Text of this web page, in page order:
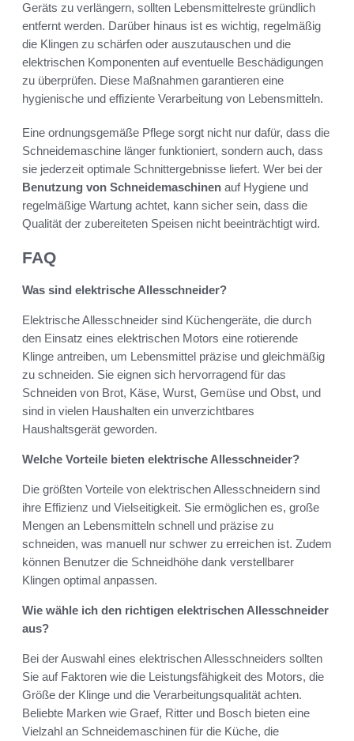
Geräts zu verlängern, sollten Lebensmittelreste gründlich
entfernt werden. Darüber hinaus ist es wichtig, regelmäßig
die Klingen zu schärfen oder auszutauschen und die
elektrischen Komponenten auf eventuelle Beschädigungen
zu überprüfen. Diese Maßnahmen garantieren eine
hygienische und effiziente Verarbeitung von Lebensmitteln.
Eine ordnungsgemäße Pflege sorgt nicht nur dafür, dass die
Schneidemaschine länger funktioniert, sondern auch, dass
sie jederzeit optimale Schnittergebnisse liefert. Wer bei der
Benutzung von Schneidemaschinen auf Hygiene und
regelmäßige Wartung achtet, kann sicher sein, dass die
Qualität der zubereiteten Speisen nicht beeinträchtigt wird.
FAQ
Was sind elektrische Allesschneider?
Elektrische Allesschneider sind Küchengeräte, die durch
den Einsatz eines elektrischen Motors eine rotierende
Klinge antreiben, um Lebensmittel präzise und gleichmäßig
zu schneiden. Sie eignen sich hervorragend für das
Schneiden von Brot, Käse, Wurst, Gemüse und Obst, und
sind in vielen Haushalten ein unverzichtbares
Haushaltsgerät geworden.
Welche Vorteile bieten elektrische Allesschneider?
Die größten Vorteile von elektrischen Allesschneidern sind
ihre Effizienz und Vielseitigkeit. Sie ermöglichen es, große
Mengen an Lebensmitteln schnell und präzise zu
schneiden, was manuell nur schwer zu erreichen ist. Zudem
können Benutzer die Schneidhöhe dank verstellbarer
Klingen optimal anpassen.
Wie wähle ich den richtigen elektrischen Allesschneider
aus?
Bei der Auswahl eines elektrischen Allesschneiders sollten
Sie auf Faktoren wie die Leistungsfähigkeit des Motors, die
Größe der Klinge und die Verarbeitungsqualität achten.
Beliebte Marken wie Graef, Ritter und Bosch bieten eine
Vielzahl an Schneidemaschinen für die Küche, die